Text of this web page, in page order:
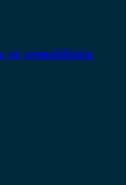
σε οποιαδήποτε